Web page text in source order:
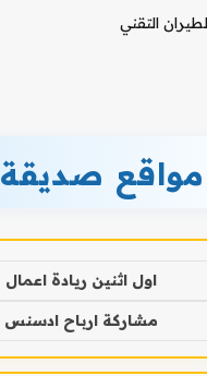
التقني
مواقع صديقة
اول اثنين ريادة اعمال
مشاركة ارباح ادسنس